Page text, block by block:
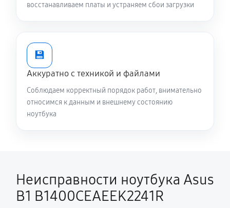
Замена вебкамеры ноутбука Asus B1
B1400CEAEEK2241R
1510 руб 80 минут
Настройка Wi-Fi ноутбука Asus B1
B1400CEAEEK2241R
1240 руб 60 минут
восстанавливаем платы и устраняем сбои загрузки
💾
Аккуратно с техникой и файлами
Соблюдаем корректный порядок работ, внимательно
относимся к данным и внешнему состоянию
ноутбука
Неисправности ноутбука Asus
B1 B1400CEAEEK2241R